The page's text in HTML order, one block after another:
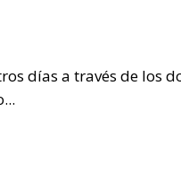
días a través de los